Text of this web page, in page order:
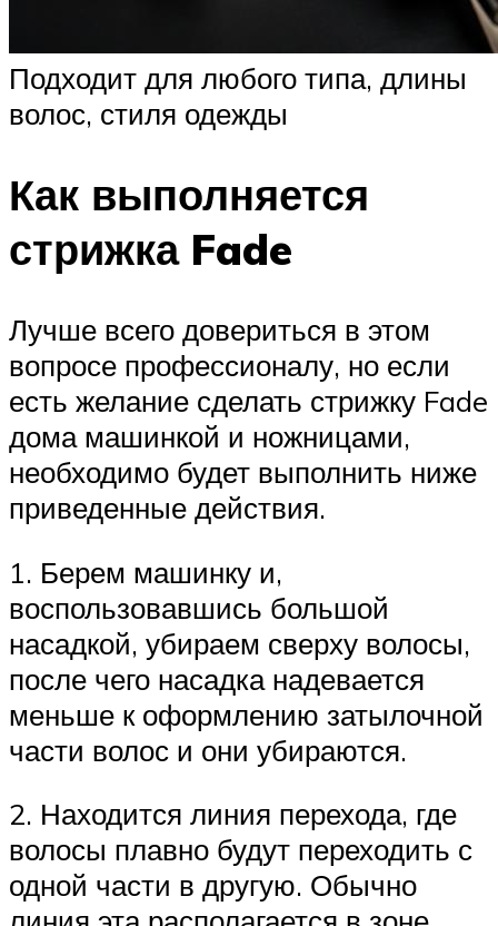
Подходит для любого типа, длины
волос, стиля одежды
Как выполняется
стрижка Fade
Лучше всего довериться в этом
вопросе профессионалу, но если
есть желание сделать стрижку Fade
дома машинкой и ножницами,
необходимо будет выполнить ниже
приведенные действия.
1. Берем машинку и,
воспользовавшись большой
насадкой, убираем сверху волосы,
после чего насадка надевается
меньше к оформлению затылочной
части волос и они убираются.
2. Находится линия перехода, где
волосы плавно будут переходить с
одной части в другую. Обычно